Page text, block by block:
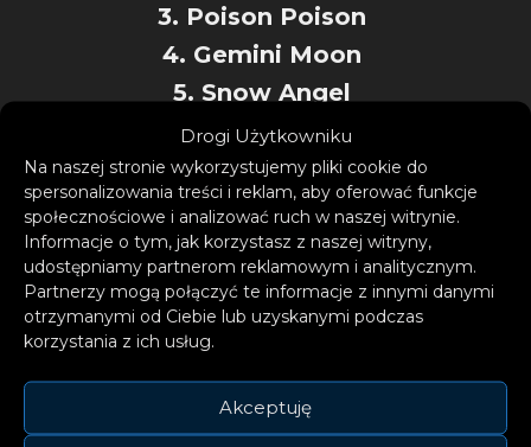
Drogi Użytkowniku
Na naszej stronie wykorzystujemy pliki cookie do
spersonalizowania treści i reklam, aby oferować funkcje
społecznościowe i analizować ruch w naszej witrynie.
Informacje o tym, jak korzystasz z naszej witryny,
udostępniamy partnerom reklamowym i analitycznym.
Partnerzy mogą połączyć te informacje z innymi danymi
otrzymanymi od Ciebie lub uzyskanymi podczas
korzystania z ich usług.
Akceptuję
3. Poison Poison
4. Gemini Moon
5. Snow Angel
6. So What Now
7. The Wedding Song
8. Pretty Girls
9. Tummy Hurts
10. I Wish
11. Willow